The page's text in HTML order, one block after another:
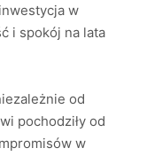
w
i spokój na lata
od
pochodziły od
w